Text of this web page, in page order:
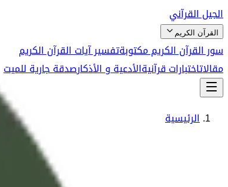
الجيل القرآني
القرآن الكريم
سور القرآن الكريم مكتوبةتفسير آيات القرآن الكريم
مقالاتاختبارات قرآنيةالأدعية و الأذكارصدقة جارية للميت
الرئيسية